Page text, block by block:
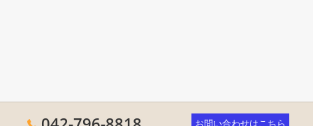
お問い合わせはこちら